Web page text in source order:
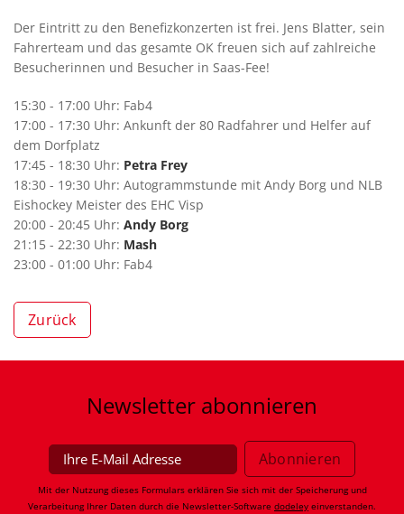
Der Eintritt zu den Benefizkonzerten ist frei. Jens Blatter, sein
Fahrerteam und das gesamte OK freuen sich auf zahlreiche
Besucherinnen und Besucher in Saas-Fee!
15:30 - 17:00 Uhr: Fab4
17:00 - 17:30 Uhr: Ankunft der 80 Radfahrer und Helfer auf
dem Dorfplatz
17:45 - 18:30 Uhr: Petra Frey
18:30 - 19:30 Uhr: Autogrammstunde mit Andy Borg und NLB
Eishockey Meister des EHC Visp
20:00 - 20:45 Uhr: Andy Borg
21:15 - 22:30 Uhr: Mash
23:00 - 01:00 Uhr: Fab4
Zurück
Newsletter abonnieren
Mit der Nutzung dieses Formulars erklären Sie sich mit der Speicherung und
Verarbeitung Ihrer Daten durch die Newsletter-Software dodeley einverstanden.